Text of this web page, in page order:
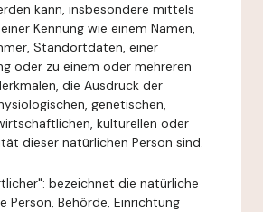
kann, insbesondere mittels
Kennung wie einem Namen,
Standortdaten, einer
oder zu einem oder mehreren
die Ausdruck der
genetischen,
kulturellen oder
dieser natürlichen Person sind.
bezeichnet die natürliche
Person, Behörde, Einrichtung